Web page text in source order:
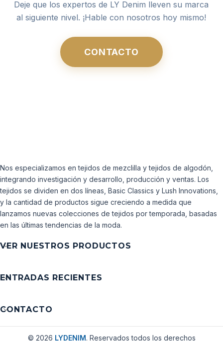
Deje que los expertos de LY Denim lleven su marca
al siguiente nivel. ¡Hable con nosotros hoy mismo!
CONTACTO
Nos especializamos en tejidos de mezclilla y tejidos de algodón,
integrando investigación y desarrollo, producción y ventas. Los
tejidos se dividen en dos líneas, Basic Classics y Lush Innovations,
y la cantidad de productos sigue creciendo a medida que
lanzamos nuevas colecciones de tejidos por temporada, basadas
en las últimas tendencias de la moda.
VER NUESTROS PRODUCTOS
ENTRADAS RECIENTES
CONTACTO
© 2026 LYDENIM. Reservados todos los derechos